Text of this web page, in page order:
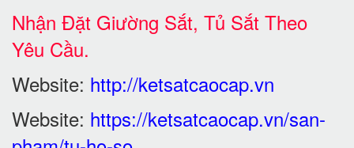
Nhận Đặt Giường Sắt, Tủ Sắt Theo
Yêu Cầu.
Website: http://ketsatcaocap.vn
Website: https://ketsatcaocap.vn/san-